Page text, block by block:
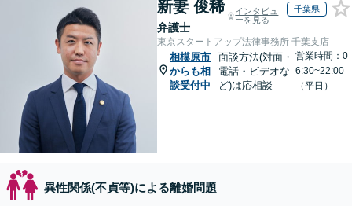
新妻 俊稀
弁護士
インタビュ
ーを見る
千葉県
東京スタートアップ法律事務所 千葉支店
相模原市
からも相
談受付中
面談方法(対面・
電話・ビデオな
ど)は応相談
営業時間：0
6:30~22:00
（平日）
異性関係(不貞等)による離婚問題